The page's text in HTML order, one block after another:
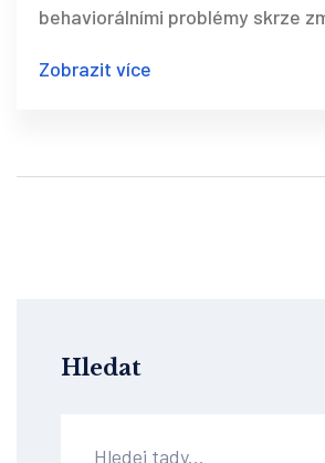
behaviorálními problémy skrze
Zobrazit více
Hledat